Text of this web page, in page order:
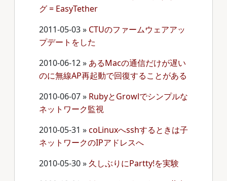
グ = EasyTether
2011-05-03» CTUのファームウェアアッ
プデートをした
2010-06-12» あるMacの通信だけが遅い
のに無線AP再起動で回復することがある
2010-06-07» RubyとGrowlでシンプルな
ネットワーク監視
2010-05-31 »coLinuxへsshするときは子
ネットワークのIPアドレスへ
2010-05-30» 久しぶりにPartty!を実験